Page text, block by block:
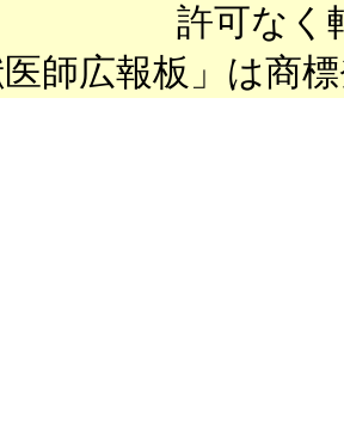
許可なく
医師広報板」は商